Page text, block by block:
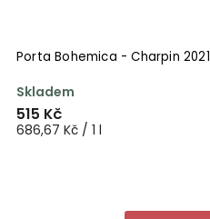
Porta Bohemica - Charpin 2021
Skladem
515 Kč
686,67 Kč / 1 l